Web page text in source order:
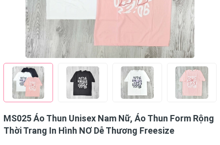
MS025 Áo Thun Unisex Nam Nữ, Áo Thun Form Rộng
Thời Trang In Hình NƠ Dễ Thương Freesize